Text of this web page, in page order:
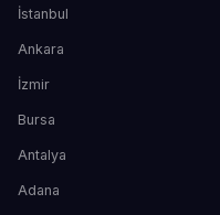
İstanbul
Ankara
İzmir
Bursa
Antalya
Adana